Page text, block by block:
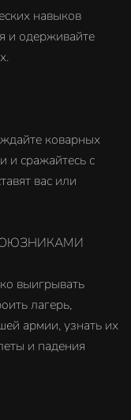
навыков
и одерживайте
коварных
и сражайтесь с
вас или
выигрывать
лагерь,
армии, узнать их
и падения